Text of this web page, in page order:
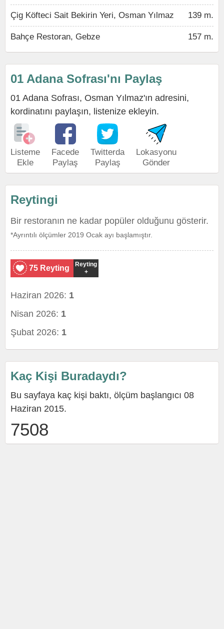
Çig Köfteci Sait Bekirin Yeri, Osman Yılmaz 139 m.
Bahçe Restoran, Gebze 157 m.
01 Adana Sofrası'nı Paylaş
01 Adana Sofrası, Osman Yılmaz'ın adresini,
kordinatını paylaşın, listenize ekleyin.
Listeme
Ekle
Facede
Paylaş
Twitterda
Paylaş
Lokasyonu
Gönder
Reytingi
Bir restoranın ne kadar popüler olduğunu gösterir.
*Ayrıntılı ölçümler 2019 Ocak ayı başlamıştır.
75 Reyting
Reyting
+
Haziran 2026: 1
Nisan 2026: 1
Şubat 2026: 1
Kaç Kişi Buradaydı?
Bu sayfaya kaç kişi baktı, ölçüm başlangıcı 08
Haziran 2015.
7508